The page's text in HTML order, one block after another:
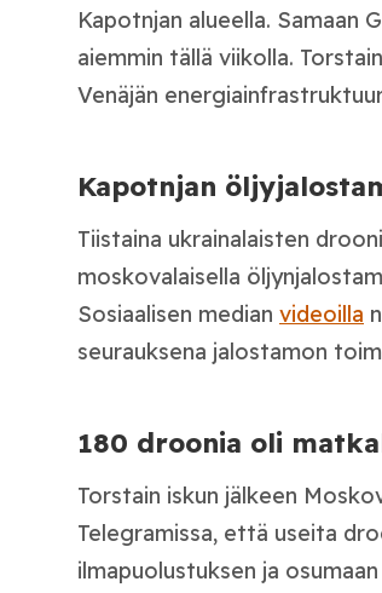
Kapotnjan alueella.
aiemmin tällä viikolla.
Venäjän
Kapotnjan
Tiistaina ukrainalaisten
moskovalaisella
Sosiaalisen median videoilla
seurauksena jalostamon
180 droonia oli
Torstain iskun jälkeen
Telegramissa, että useita
ilmapuolustuksen ja